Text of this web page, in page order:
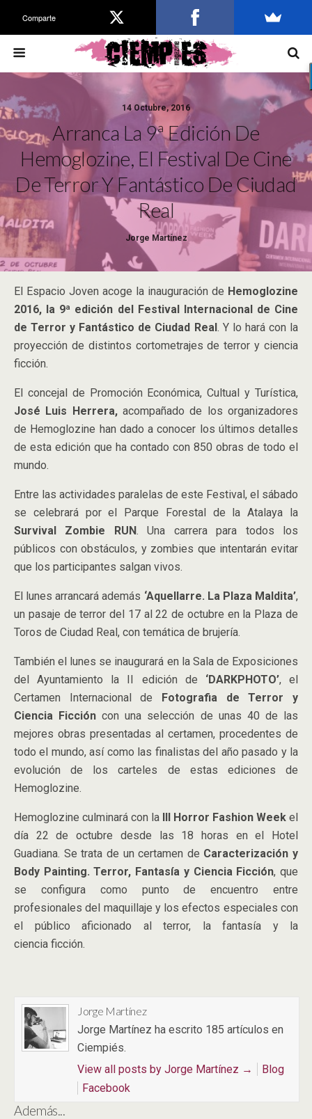
14 Octubre, 2016
Arranca La 9ª Edición De
Hemoglozine, El Festival De Cine
De Terror Y Fantástico De Ciudad
Real
Jorge Martínez
El Espacio Joven acoge la inauguración de Hemoglozine
2016, la 9ª edición del Festival Internacional de Cine
de Terror y Fantástico de Ciudad Real. Y lo hará con la
proyección de distintos cortometrajes de terror y ciencia
ficción.
El concejal de Promoción Económica, Cultual y Turística,
José Luis Herrera,acompañado de los organizadores
de Hemoglozine han dado a conocer los últimos detalles
de esta edición que ha contado con 850 obras de todo el
mundo.
Entre las actividades paralelas de este Festival, el sábado
se celebrará por el Parque Forestal de la Atalaya la
Survival Zombie RUN. Una carrera para todos los
públicos con obstáculos, y zombies que intentarán evitar
que los participantes salgan vivos.
El lunes arrancará además ‘Aquellarre. La Plaza Maldita’,
un pasaje de terror del 17 al 22 de octubre en la Plaza de
Toros de Ciudad Real, con temática de brujería.
También el lunes se inaugurará en la Sala de Exposiciones
del Ayuntamiento la II edición de ‘DARKPHOTO’, el
Certamen Internacional de Fotografia de Terror y
Ciencia Ficción con una selección de unas 40 de las
mejores obras presentadas al certamen, procedentes de
todo el mundo, así como las finalistas del año pasado y la
evolución de los carteles de estas ediciones de
Hemoglozine.
Hemoglozine culminará con la III Horror Fashion Week el
día 22 de octubre desde las 18 horas en el Hotel
Guadiana. Se trata de un certamen de Caracterización y
Body Painting. Terror, Fantasía y Ciencia Ficción, que
se configura como punto de encuentro entre
profesionales del maquillaje y los efectos especiales con
el público aficionado al terror, la fantasía y la
ciencia ficción.
Jorge Martínez
Jorge Martínez ha escrito 185 artículos en
Ciempiés.
View all posts by Jorge Martínez →
Blog
Facebook
Además...
Comparte